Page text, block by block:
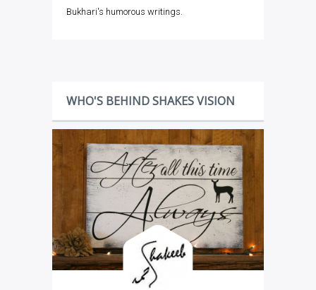
Bukhari's humorous writings.
WHO'S BEHIND SHAKES VISION